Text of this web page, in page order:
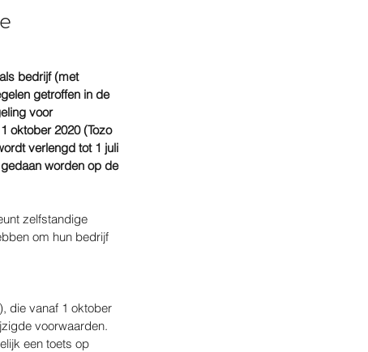
bedrijf (met
getroffen in de
voor
oktober 2020 (Tozo
verlengd tot 1 juli
worden op de
zelfstandige
om hun bedrijf
die vanaf 1 oktober
voorwaarden.
een toets op